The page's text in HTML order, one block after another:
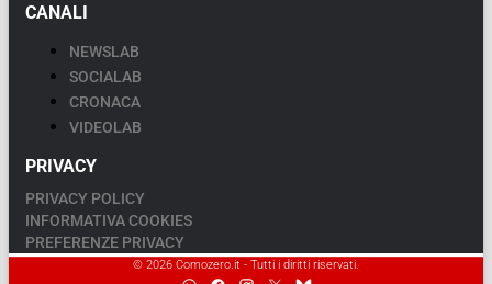
CANALI
NEWSLAB
SOCIALAB
CRONACA
VIDEOLAB
PRIVACY
PRIVACY POLICY
INFORMATIVA COOKIES
PREFERENZE PRIVACY
© 2026 Comozero.it - Tutti i diritti riservati.